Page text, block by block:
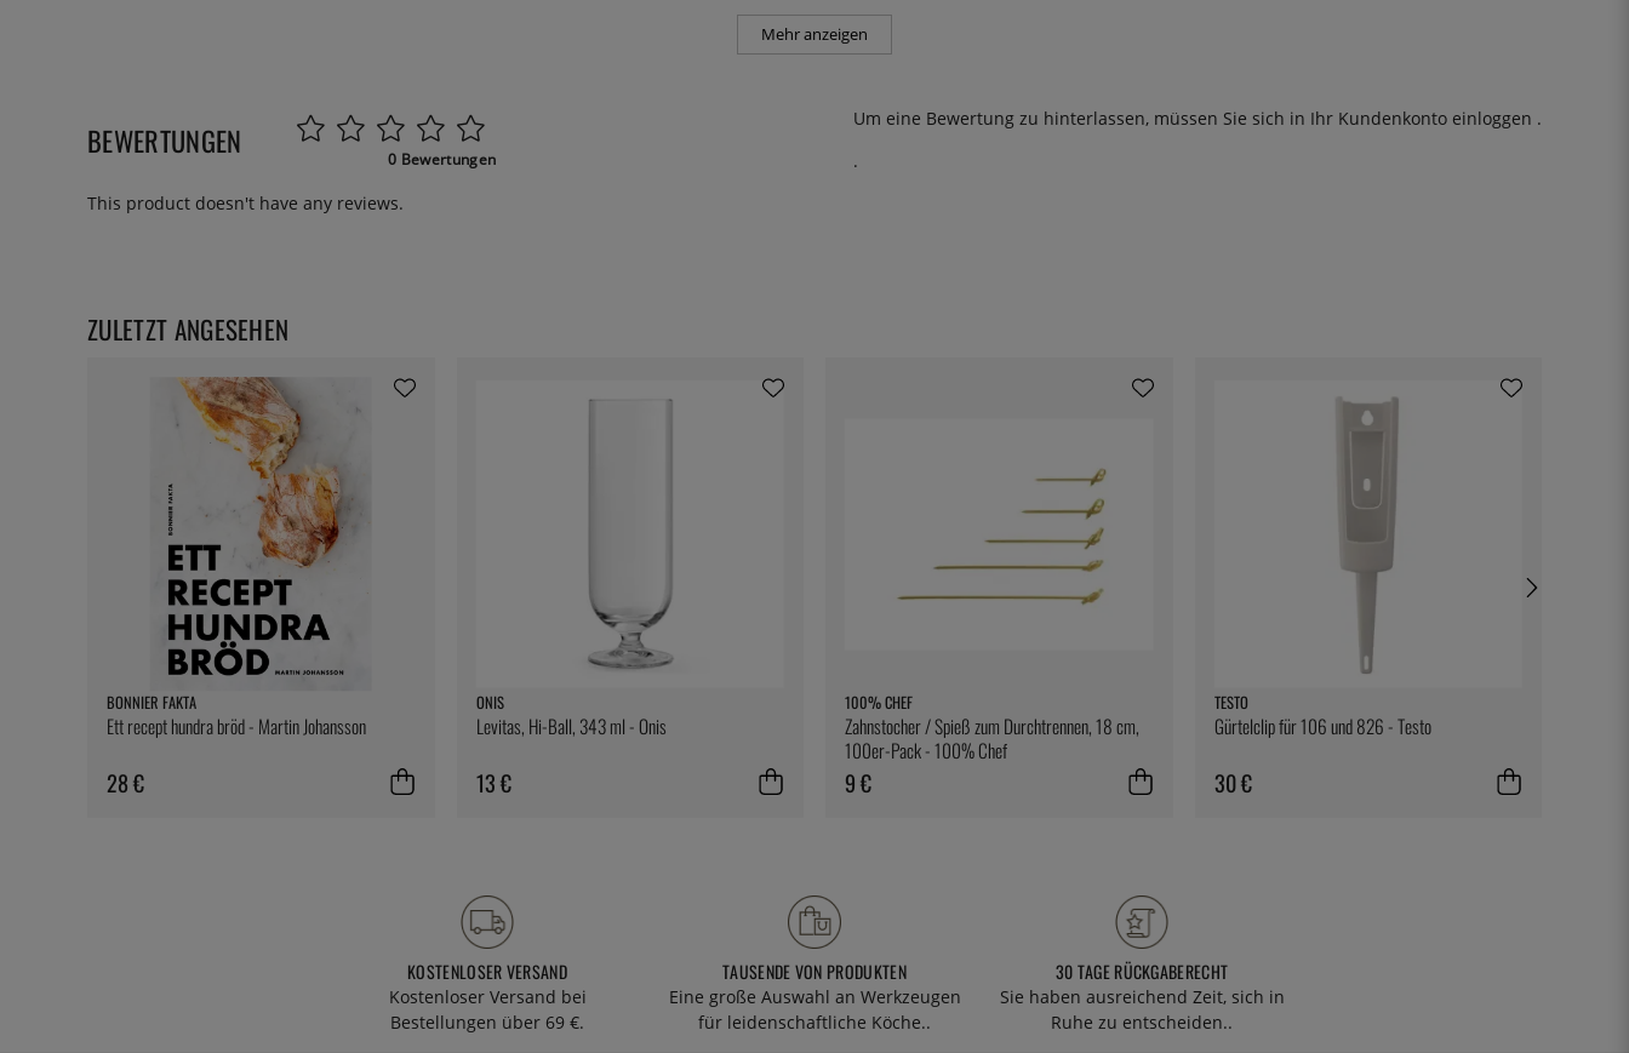
Mehr anzeigen
BEWERTUNGEN 0 Bewertungen
Um eine Bewertung zu hinterlassen, müssen Sie sich in Ihr Kundenkonto einloggen .
.
This product doesn't have any reviews.
ZULETZT ANGESEHEN
BONNIER FAKTA
Ett recept hundra bröd - Martin Johansson
28 €
ONIS
Levitas, Hi-Ball, 343 ml - Onis
13 €
100% CHEF
Zahnstocher / Spieß zum Durchtrennen, 18 cm,
100er-Pack - 100% Chef
9 €
TESTO
Gürtelclip für 106 und 826 - Testo
30 €
KOSTENLOSER VERSAND
Kostenloser Versand bei
Bestellungen über 69 €.
TAUSENDE VON PRODUKTEN
Eine große Auswahl an Werkzeugen
für leidenschaftliche Köche..
30 TAGE RÜCKGABERECHT
Sie haben ausreichend Zeit, sich in
Ruhe zu entscheiden..